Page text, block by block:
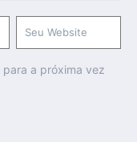
a próxima vez